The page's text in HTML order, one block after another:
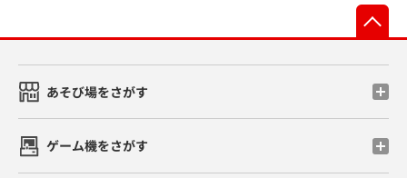
あそび場をさがす
ゲーム機をさがす